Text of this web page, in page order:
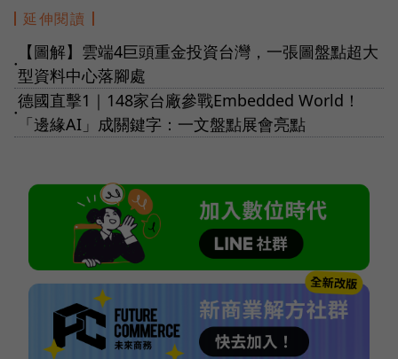
延伸閱讀
●
【圖解】雲端4巨頭重金投資台灣，一張圖盤點超大
型資料中心落腳處
●
德國直擊1｜148家台廠參戰Embedded World！
「邊緣AI」成關鍵字：一文盤點展會亮點